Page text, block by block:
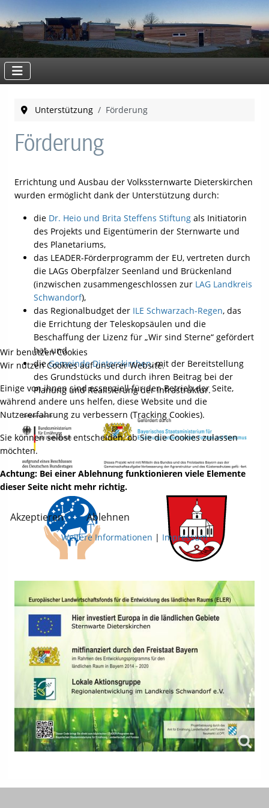
Unterstützung Förderung
Förderung
Errichtung und Ausbau der Volkssternwarte Dieterskirchen
wurden ermöglicht dank der Unterstützung durch:
die Dr. Heio und Brita Steffens Stiftung als Initiatorin
des Projekts und Eigentümerin der Sternwarte und
des Planetariums,
das LEADER-Förderprogramm der EU, vertreten durch
die LAGs Oberpfälzer Seenland und Brückenland
(inzwischen zusammengeschlossen zur LAG Landkreis
Schwandorf),
das Regionalbudget der ILE Schwarzach-Regen, das
die Errichtung der Teleskopsäulen und die
Beschaffung der Lizenz für „Wir sind Sterne“ gefördert
hat, und
dieGemeinde Dieterskirchen, mit der Bereitstellung
des Grundstücks und durch ihren Beitrag bei der
Planung und Realisierung der Infrastruktur.
Wir benutzen Cookies
Wir nutzen Cookies auf unserer Website.
Einige von ihnen sind essenziell für den Betrieb der Seite,
während andere uns helfen, diese Website und die
Nutzererfahrung zu verbessern (Tracking Cookies).
Sie können selbst entscheiden, ob Sie die Cookies zulassen
möchten.
Achtung: Bei einer Ablehnung funktionieren viele Elemente
dieser Seite nicht mehr richtig.
Akzeptieren Ablehnen
Weitere Informationen | Impressum